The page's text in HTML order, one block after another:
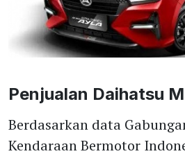
Penjualan Daihatsu
Berdasarkan data
Kendaraan Bermotor